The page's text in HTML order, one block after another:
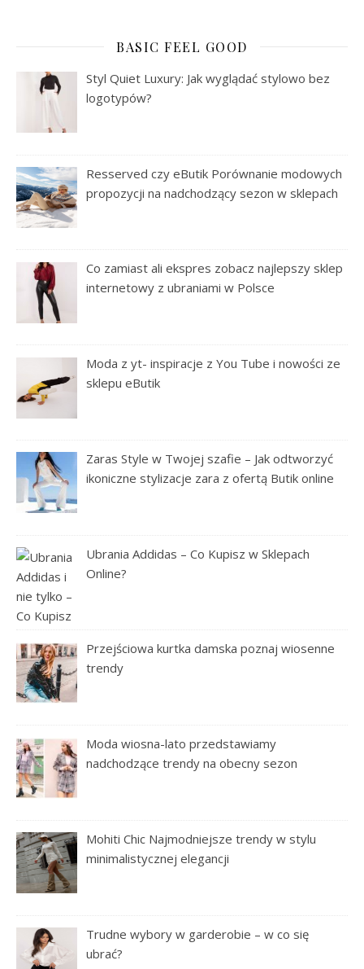
BASIC FEEL GOOD
Styl Quiet Luxury: Jak wyglądać stylowo bez
logotypów?
Resserved czy eButik Porównanie modowych
propozycji na nadchodzący sezon w sklepach
Co zamiast ali ekspres zobacz najlepszy sklep
internetowy z ubraniami w Polsce
Moda z yt- inspiracje z You Tube i nowości ze
sklepu eButik
Zaras Style w Twojej szafie – Jak odtworzyć
ikoniczne stylizacje zara z ofertą Butik online
Ubrania Addidas – Co Kupisz w Sklepach
Online?
Przejściowa kurtka damska poznaj wiosenne
trendy
Moda wiosna-lato przedstawiamy
nadchodzące trendy na obecny sezon
Mohiti Chic Najmodniejsze trendy w stylu
minimalistycznej elegancji
Trudne wybory w garderobie – w co się
ubrać?